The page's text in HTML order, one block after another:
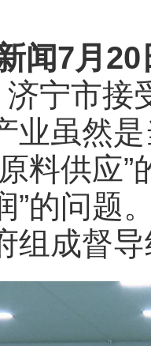
闻7月20
宁市接
业虽然
料供应
”的问题
组成督